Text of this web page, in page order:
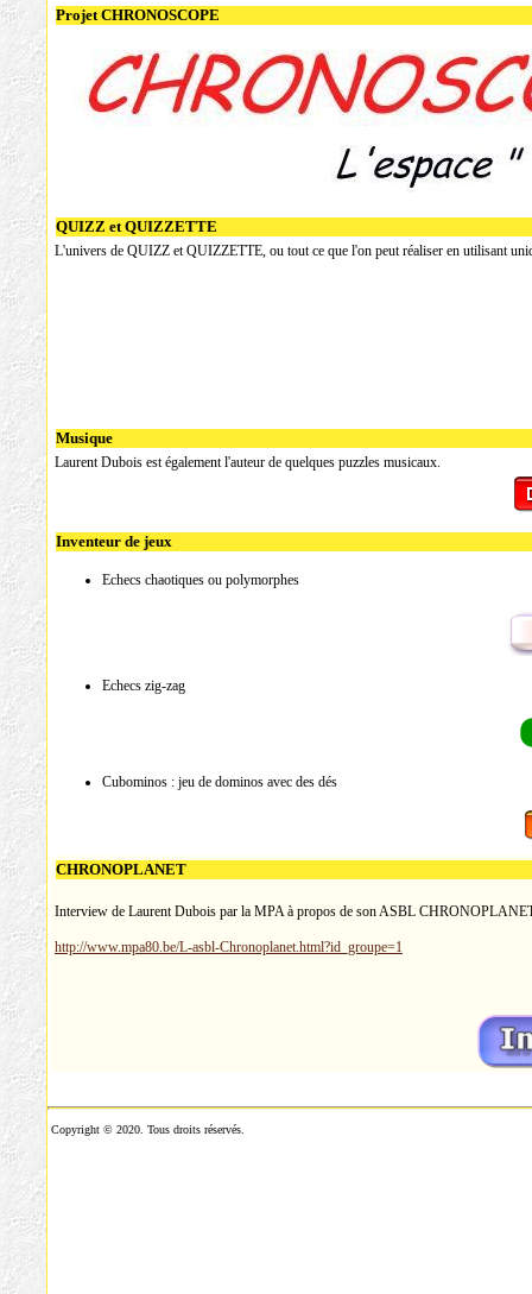
Projet CHRONOSCOPE
QUIZZ et QUIZZETTE
L'univers de QUIZZ et QUIZZETTE, ou tout ce que l'on peut réaliser en utilisant
Musique
Laurent Dubois est également l'auteur de quelques puzzles musicaux.
Inventeur de jeux
Echecs chaotiques ou polymorphes
Echecs zig-zag
Cubominos : jeu de dominos avec des dés
CHRONOPLANET
Interview de Laurent Dubois par la MPA à propos de son ASBL
http://www.mpa80.be/L-asbl-Chronoplanet.html?id_groupe=1
Copyright © 2020. Tous droits réservés.